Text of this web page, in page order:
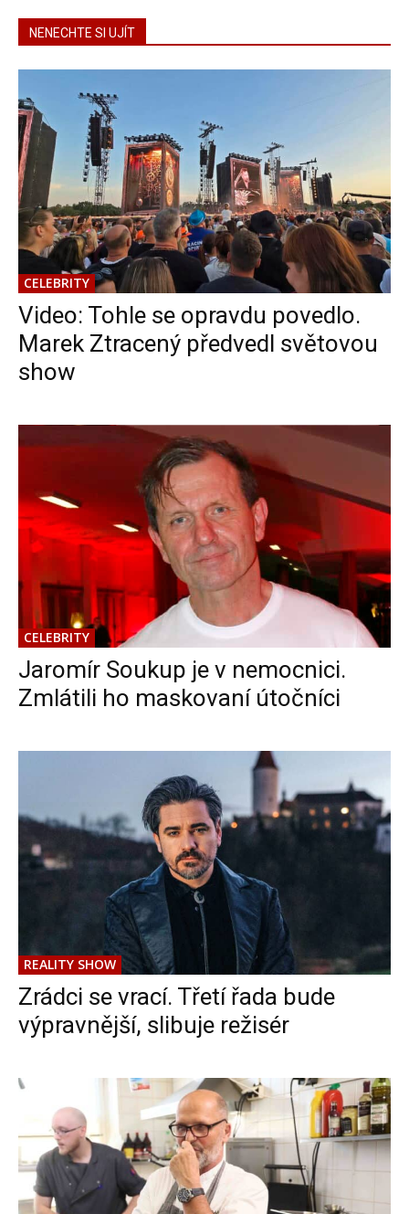
NENECHTE SI UJÍT
CELEBRITY
Video: Tohle se opravdu povedlo.
Marek Ztracený předvedl světovou
show
CELEBRITY
Jaromír Soukup je v nemocnici.
Zmlátili ho maskovaní útočníci
REALITY SHOW
Zrádci se vrací. Třetí řada bude
výpravnější, slibuje režisér